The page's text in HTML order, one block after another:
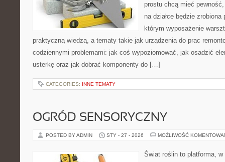
prostu chcą mieć
na działce będzie
którym wyposażenie
praktyczną wiedzą, a tematy takie jak urządzenia do prac
codziennymi problemami: jak coś wypoziomować, jak osadzić
usterkę oraz jak dobrać komponenty do […]
CATEGORIES: INNE TEMATY
OGRÓD SENSORYCZNY
POSTED BY ADMIN STY - 27 - 2026 MOŻLIWOŚĆ
Świat roślin to platforma,